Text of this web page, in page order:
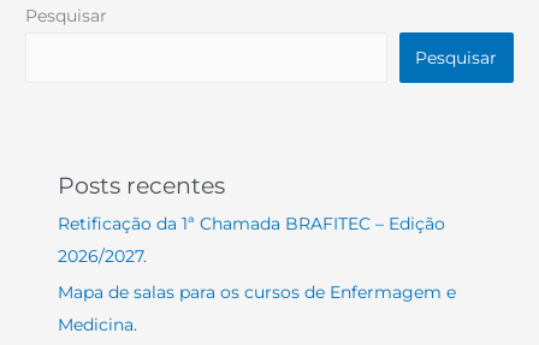
Pesquisar
Pesquisar
Posts recentes
Retificação da 1ª Chamada BRAFITEC – Edição
2026/2027.
Mapa de salas para os cursos de Enfermagem e
Medicina.